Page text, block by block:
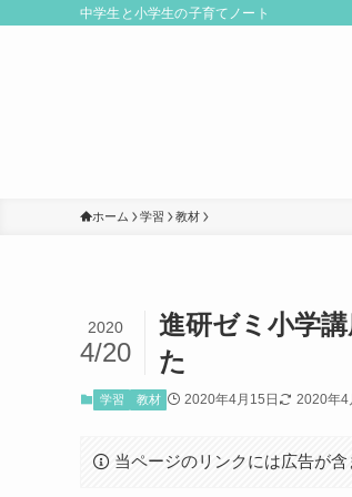
中学生と小学生の子育てノート
ホーム 学習 教材
進研ゼミ小学
た
2020
4/20
学習 教材 2020年4月15日 2020年4
当ページのリンクには広告が含